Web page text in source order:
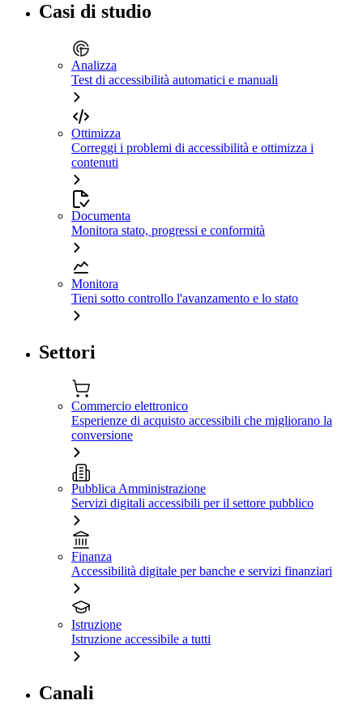
Casi di studio
Analizza
Test di accessibilità automatici e manuali
Ottimizza
Correggi i problemi di accessibilità e ottimizza i
contenuti
Documenta
Monitora stato, progressi e conformità
Monitora
Tieni sotto controllo l'avanzamento e lo stato
Settori
Commercio elettronico
Esperienze di acquisto accessibili che migliorano la
conversione
Pubblica Amministrazione
Servizi digitali accessibili per il settore pubblico
Finanza
Accessibilità digitale per banche e servizi finanziari
Istruzione
Istruzione accessibile a tutti
Canali